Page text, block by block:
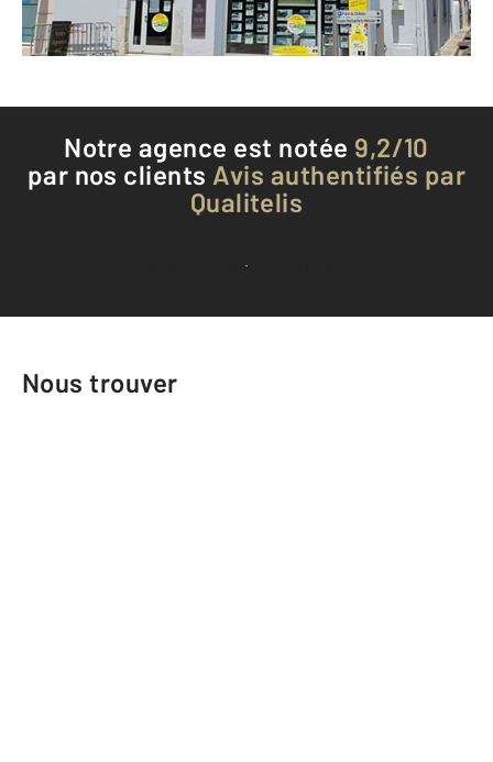
Téléphoner à l'agence
Notre agence est notée 9,2/10
par nos clients Avis authentifiés par
Qualitelis
Voir tous les avis clients
Nous trouver